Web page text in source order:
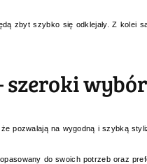
zbyt szybko się odklejały. Z
szeroki wybór
pozwalają na wygodną i szybką
do swoich potrzeb oraz